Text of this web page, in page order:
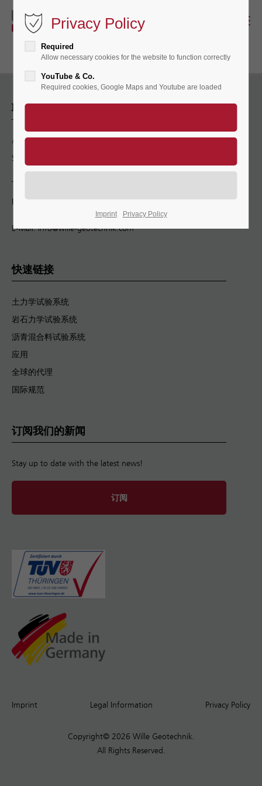
联系方式
APS Antriebs-, Prüf- und
Steuertechnik GmbH
Tel.: +49 (551) 30752-0
Fax: +49 (551) 30752-20
E-Mail:info@wille-geotechnik.com
快速链接
土力学试验系统
岩石力学试验系统
沥青混合料试验系统
应用
全球的代理
国际规范
订阅我们的新闻
Stay up to date with the latest news!
订阅
Imprint Legal Information Privacy Policy
Copyright© 2026 Wille Geotechnik.
All Rights Reserved.
Privacy Policy
Required
Allow necessary cookies for the website to function correctly
YouTube & Co.
Required cookies, Google Maps and Youtube are loaded
Imprint Privacy Policy